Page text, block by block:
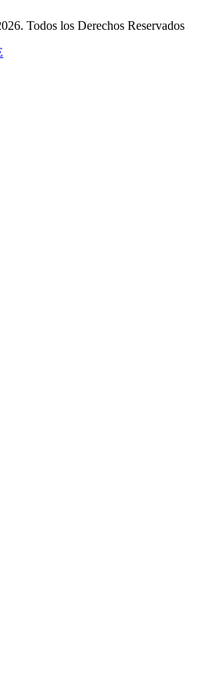
Todos los Derechos Reservados